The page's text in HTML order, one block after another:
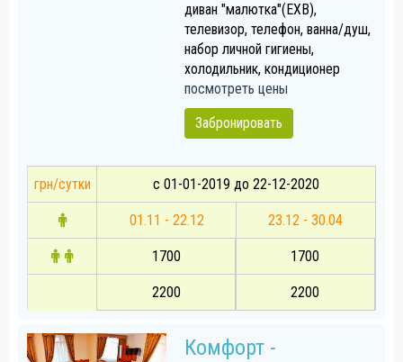
диван "малютка"(EXB),
телевизор, телефон, ванна/душ,
набор личной гигиены,
холодильник, кондиционер
посмотреть цены
Забронировать
грн/сутки с 01-01-2019 до 22-12-2020
01.11 - 22.12 23.12 - 30.04
1700 1700
2200 2200
Комфорт -